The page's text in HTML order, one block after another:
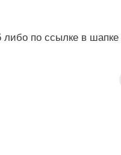
либо по ссылке в шапке